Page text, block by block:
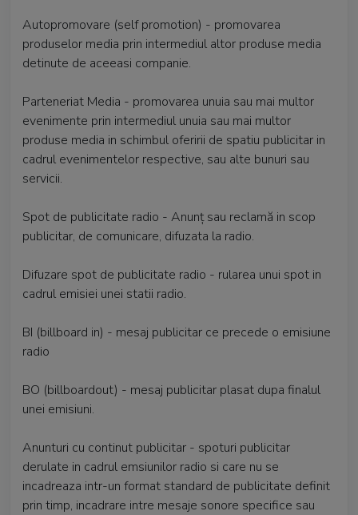
Autopromovare (self promotion) - promovarea
produselor media prin intermediul altor produse media
detinute de aceeasi companie.
Parteneriat Media - promovarea unuia sau mai multor
evenimente prin intermediul unuia sau mai multor
produse media in schimbul oferirii de spatiu publicitar in
cadrul evenimentelor respective, sau alte bunuri sau
servicii.
Spot de publicitate radio - Anunț sau reclamă in scop
publicitar, de comunicare, difuzata la radio.
Difuzare spot de publicitate radio - rularea unui spot in
cadrul emisiei unei statii radio.
BI (billboard in) - mesaj publicitar ce precede o emisiune
radio
BO (billboardout) - mesaj publicitar plasat dupa finalul
unei emisiuni.
Anunturi cu continut publicitar - spoturi publicitar
derulate in cadrul emsiunilor radio si care nu se
incadreaza intr-un format standard de publicitate definit
prin timp, incadrare intre mesaje sonore specifice sau